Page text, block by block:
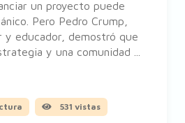
un proyecto puede
Pero Pedro Crump,
y educador, demostró que
y una comunidad ...
531 vistas